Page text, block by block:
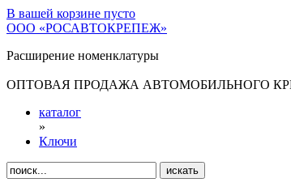
В вашей корзине пусто
ООО «РОСАВТОКРЕПЕЖ»
Расширение номенклатуры
ОПТОВАЯ ПРОДАЖА АВТОМОБИЛЬНОГО
каталог
»
Ключи